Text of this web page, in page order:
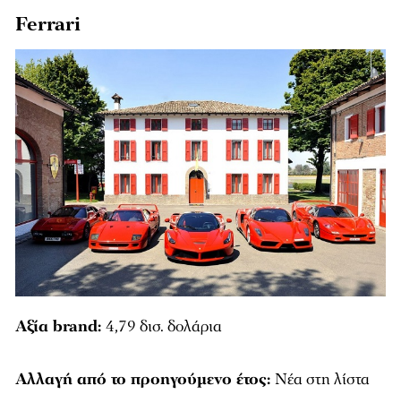
Ferrari
Αξία brand: 4,79 δισ. δολάρια
Αλλαγή από το προηγούμενο έτος: Νέα στη λίστα